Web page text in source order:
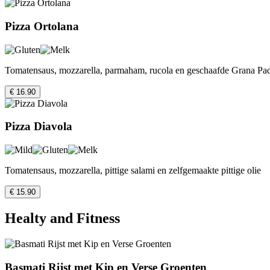
Pizza Ortolana
Tomatensaus, mozzarella, parmaham, rucola en geschaafde Grana
€ 16.90
Pizza Diavola
Tomatensaus, mozzarella, pittige salami en zelfgemaakte pittige olie
€ 15.90
Healty and Fitness
Basmati Rijst met Kip en Verse Groenten